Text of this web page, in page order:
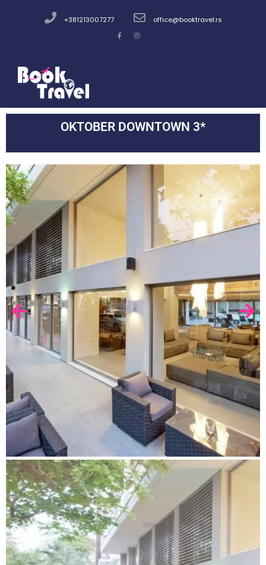
+381213007277 office@booktravel.rs
OKTOBER DOWNTOWN 3*